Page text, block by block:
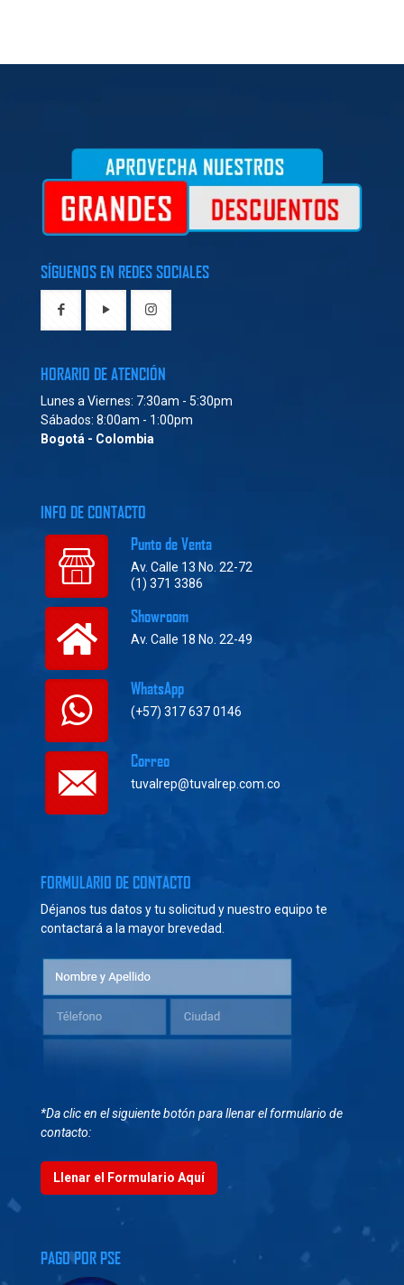
SÍGUENOS EN REDES SOCIALES
HORARIO DE ATENCIÓN
Lunes a Viernes: 7:30am - 5:30pm
Sábados: 8:00am - 1:00pm
Bogotá - Colombia
INFO DE CONTACTO
Punto de Venta
Av. Calle 13 No. 22-72
(1) 371 3386
Showroom
Av. Calle 18 No. 22-49
WhatsApp
(+57) 317 637 0146
Correo
tuvalrep@tuvalrep.com.co
FORMULARIO DE CONTACTO
Déjanos tus datos y tu solicitud y nuestro equipo te
contactará a la mayor brevedad.
*Da clic en el siguiente botón para llenar el formulario de
contacto:
Llenar el Formulario Aquí
PAGO POR PSE